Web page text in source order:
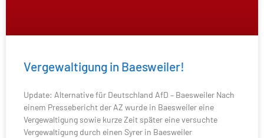
Vergewaltigung in Baesweiler!
Update: Alternative für Deutschland AfD – Baesweiler Nach
einem Pressebericht der AZ wurde in Baesweiler eine
Vergewaltigung sowie kurze Zeit später eine versuchte
Vergewaltigung durch einen Syrer in Baesweiler